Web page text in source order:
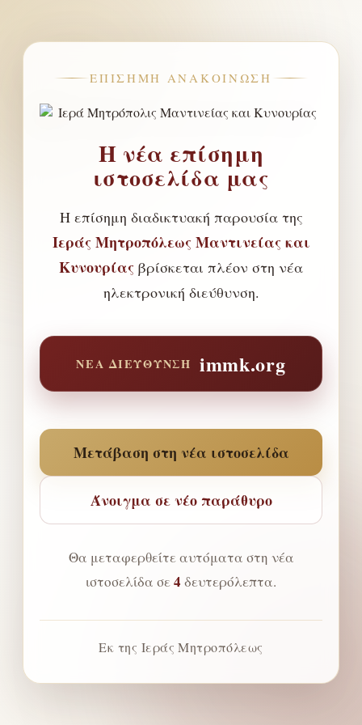
ΕΠΊΣΗΜΗ ΑΝΑΚΟΊΝΩΣΗ
Η νέα επίσημη
ιστοσελίδα μας
Η επίσημη διαδικτυακή παρουσία της
Ιεράς Μητροπόλεως Μαντινείας και
Κυνουρίας βρίσκεται πλέον στη νέα
ηλεκτρονική διεύθυνση.
ΝΈΑ ΔΙΕΎΘΥΝΣΗ immk.org
Μετάβαση στη νέα ιστοσελίδα
Άνοιγμα σε νέο παράθυρο
Θα μεταφερθείτε αυτόματα στη νέα
ιστοσελίδα σε4 δευτερόλεπτα.
Εκ της Ιεράς Μητροπόλεως